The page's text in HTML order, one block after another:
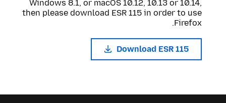
Windows 8.1, or macOS 10.12, 10.13 or 10.14,
then please download ESR 115 in order to use
Firefox.
Download ESR 115